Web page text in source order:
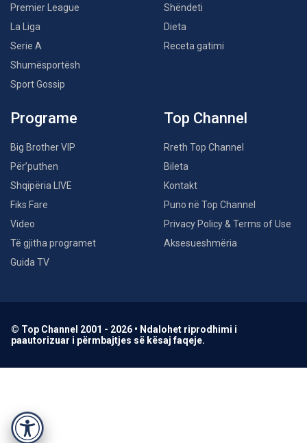
Premier League
La Liga
Serie A
Shumësportësh
Sport Gossip
Shëndeti
Dieta
Receta gatimi
Programe
Big Brother VIP
Për’puthen
Shqipëria LIVE
Fiks Fare
Video
Të gjitha programet
Guida TV
Top Channel
Rreth Top Channel
Bileta
Kontakt
Puno në Top Channel
Privacy Policy & Terms of Use
Aksesueshmëria
© Top Channel 2001 - 2026 • Ndalohet riprodhimi i
paautorizuar i përmbajtjes së kësaj faqeje.